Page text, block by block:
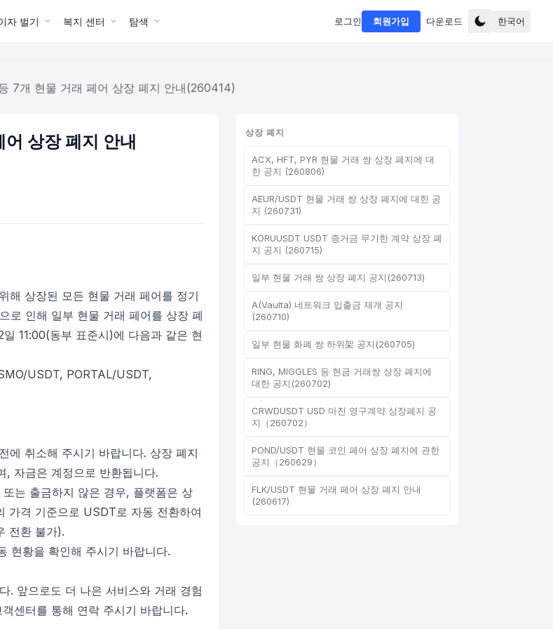
자 벌기 복지 센터 탐색 로그인 회원가입 다운로드 한국어
7개 현물 거래 페어 상장 폐지 안내(260414)
상장 폐지 안내
해 상장된 모든 현물 거래 페어를 정기
로 인해 일부 현물 거래 페어를 상장 폐
11:00(동부 표준시)에 다음과 같은 현
USDT, PORTAL/USDT,
에 취소해 주시기 바랍니다. 상장 폐지
, 자금은 계정으로 반환됩니다.
는 출금하지 않은 경우, 플랫폼은 상
가격 기준으로 USDT로 자동 전환하여
전환 불가).
현황을 확인해 주시기 바랍니다.
. 앞으로도 더 나은 서비스와 거래 경험
센터를 통해 연락 주시기 바랍니다.
상장 폐지
ACX, HFT, PYR 현물 거래 쌍 상장 폐지에 대
한 공지 (260806)
AEUR/USDT 현물 거래 쌍 상장 폐지에 대한 공
지 (260731)
KORUUSDT USDT 증거금 무기한 계약 상장 폐
지 공지 (260715)
일부 현물 거래 쌍 상장 폐지 공지(260713)
A(Vaulta) 네트워크 입출금 재개 공지
(260710)
일부 현물 화폐 쌍 하위架 공지(260705)
RING, MIGGLES 등 현금 거래쌍 상장 폐지에
대한 공지(260702)
CRWDUSDT USD 마진 영구계약 상장폐지 공
지（260702）
POND/USDT 현물 코인 페어 상장 폐지에 관한
공지（260629）
FLK/USDT 현물 거래 페어 상장 폐지 안내
(260617)
안녕하세요, 무엇을 도와드릴까